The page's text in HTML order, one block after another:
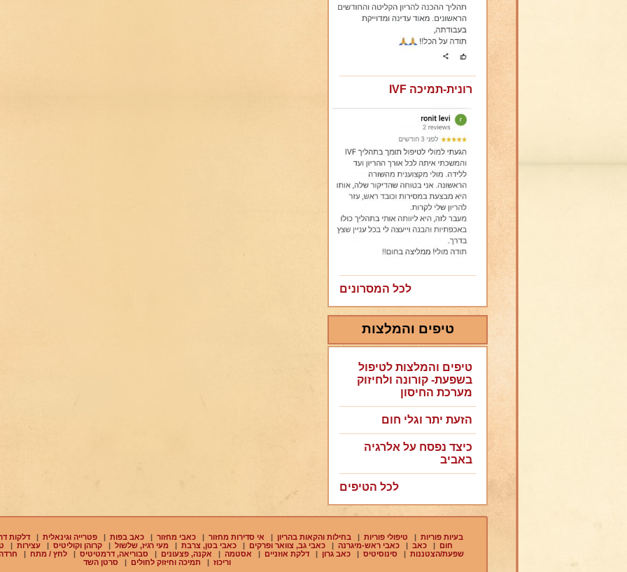
רונית-תמיכה IVF
לכל המסרונים
טיפים והמלצות
טיפים והמלצות לטיפול
בשפעת- קורונה ולחיזוק
מערכת החיסון
הזעת יתר וגלי חום
כיצד נפסח על אלרגיה
באביב
לכל הטיפים
בעיות פוריות | טיפולי פוריות | בחילות והקאות בהריון | אי סדירות מחזור | כאבי מחזור | כאב בפות | פטרייה וגינאלית | דלקות
חום | כאב | כאבי ראש-מיגרנה | כאבי גב, צוואר ופרקים | כאבי בטן, צרבת | מעי רגיז, שלשול | קרוהן וקוליטיס | עצירות |
שפעת/הצטננות | סינוסיטיס |כאב גרון |דלקת אוזניים | אסטמה | אקנה, פצעונים | סבוריאה, דרמטיטיס |לחץ / מתח |
וריכוז | תמיכה וחיזוק לחולים | סרטן השד